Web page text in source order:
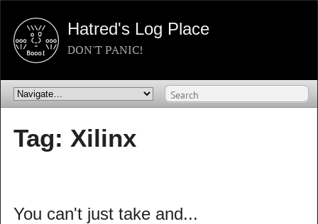
Hatred's Log Place
DON'T PANIC!
Tag: Xilinx
You can't just take and...